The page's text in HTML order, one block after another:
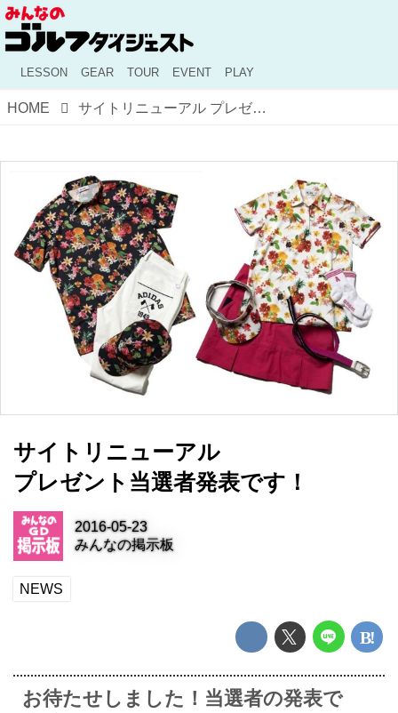
LESSON GEAR TOUR EVENT PLAY
HOME サイトリニューアル プレゼント当選者発表です！
サイトリニューアル
プレゼント当選者発表です！
2016-05-23
みんなの掲示板
NEWS
お待たせしました！当選者の発表で